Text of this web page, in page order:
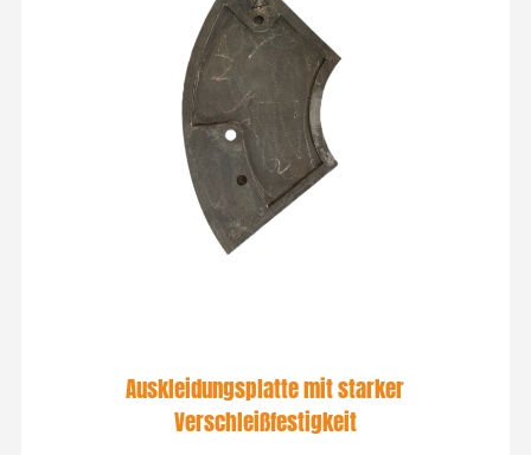
Auskleidungsplatte mit starker
Verschleißfestigkeit